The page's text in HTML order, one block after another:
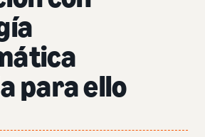
para ello